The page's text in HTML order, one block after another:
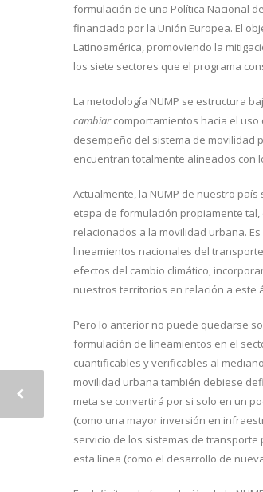
formulación de una Política Nacional
financiado por la Unión Europea. El
Latinoamérica, promoviendo la
los siete sectores que el programa
La metodología NUMP se estructura
cambiarcomportamientos hacia el uso
desempeño del sistema de movilidad
encuentran totalmente alineados con
Actualmente, la NUMP de nuestro
etapa de formulación propiamente
relacionados a la movilidad urbana.
lineamientos nacionales del
efectos del cambio climático,
nuestros territorios en relación a este
Pero lo anterior no puede quedarse
formulación de lineamientos en el
cuantificables y verificables al
movilidad urbana también debiese
meta se convertirá por si solo en un
(como una mayor inversión en
servicio de los sistemas de
esta línea (como el desarrollo de